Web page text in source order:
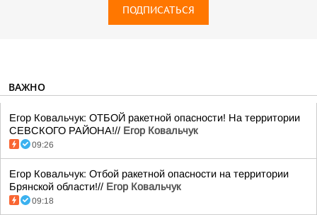
ПОДПИСАТЬСЯ
ВАЖНО
Егор Ковальчук: ОТБОЙ ракетной опасности! На территории
СЕВСКОГО РАЙОНА!// Егор Ковальчук
09:26
Егор Ковальчук: Отбой ракетной опасности на территории
Брянской области!// Егор Ковальчук
09:18